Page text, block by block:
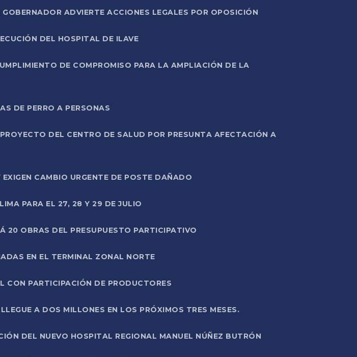
ADVIERTE ACCIONES LEGALES POR OPOSICIÓN
DEL HOSPITAL DE ILAVE
DE COMPROMISO PARA LA AMPLIACIÓN DE LA
DE PERRO A PERSONAS
DEL CENTRO DE SALUD POR PRESUNTA AFECTACIÓN A
CAMBIO URGENTE DE POSTE DAÑADO
PARA EL 27, 28 Y 29 DE JULIO
20 OBRAS DEL PRESUPUESTO PARTICIPATIVO
EN EL TERMINAL ZONAL NORTE
CON PARTICIPACIÓN DE PRODUCTORES
A DOS MILLONES EN LOS PRÓXIMOS TRES MESES.
DEL NUEVO HOSPITAL REGIONAL MANUEL NÚÑEZ BUTRÓN